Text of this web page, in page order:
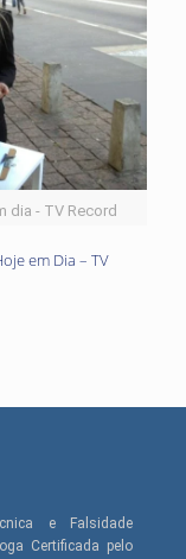
dia - TV Record
em Dia – TV
e Falsidade
Certificada pelo